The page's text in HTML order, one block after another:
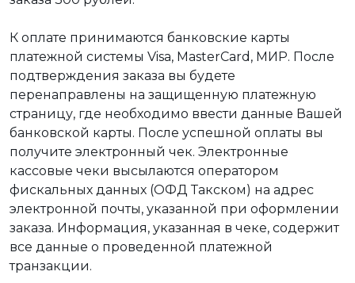
К оплате принимаются банковские карты
платежной системы Visa, MasterCard, МИР. После
подтверждения заказа вы будете
перенаправлены на защищенную платежную
страницу, где необходимо ввести данные Вашей
банковской карты. После успешной оплаты вы
получите электронный чек. Электронные
кассовые чеки высылаются оператором
фискальных данных (ОФД Такском) на адрес
электронной почты, указанной при оформлении
заказа. Информация, указанная в чеке, содержит
все данные о проведенной платежной
транзакции.